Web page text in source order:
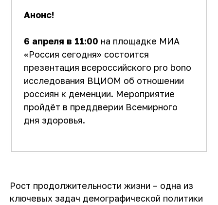
Анонс!
6 апреля в 11:00 на площадке МИА
«Россия сегодня» состоится
презентация всероссийского pro bono
исследования ВЦИОМ об отношении
россиян к деменции. Мероприятие
пройдёт в преддверии Всемирного
дня здоровья.
Рост продолжительности жизни – одна из
ключевых задач демографической политики